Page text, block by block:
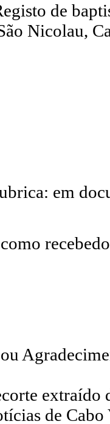
de
Nicolau,
em
extraído
de